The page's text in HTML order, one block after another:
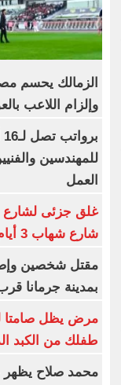
الزمالك يحسم
وإلزام اللاعب
للمهندسين
العمل
غلق جزئى لشارع
شارع شهاب 3 أيام لتوصيل غاز
بمدينة جرمانا
مرض يظل صامتا
طفلك من الكبد
محمد صلاح يظهر